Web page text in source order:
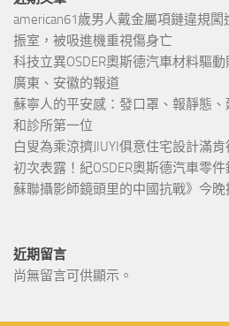
american61歲男人戴金屬項鏈違規闖
振室，被吸進機重視傷身亡
科技立異OSDER奧斯德汽車材料驅
廣東、安徽的報道
蘇寧人的平安感：發口罩、報靜態
和診所第一位
白叟為乘涼擠JIUYI俱意住宅設計滿
初次表露！紀OSDER奧斯德汽車
蘇聯攝影師鏡頭里的中國抗戰》今晚
近期留言
尚無留言可供顯示。